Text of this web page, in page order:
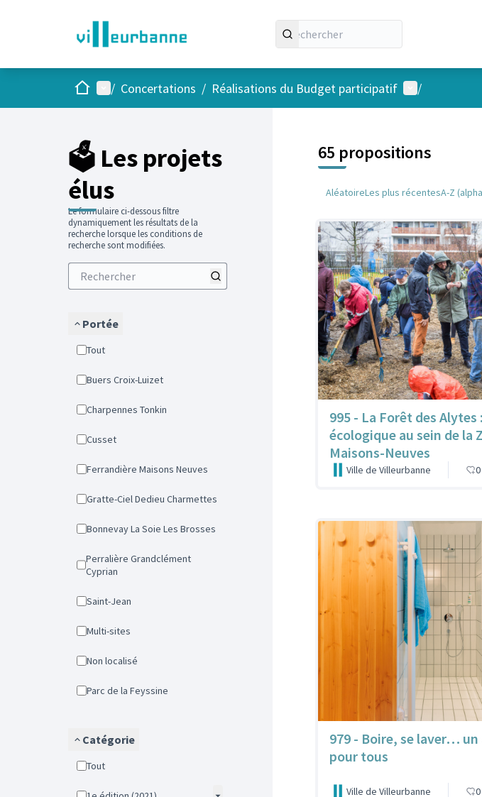
AccueilMenu principal
/ Concertations / Réalisations du Budget participatif Menu
/
🗳️ Les projets
élus
Le formulaire ci-dessous filtre
dynamiquement les résultats de la
recherche lorsque les conditions de
recherche sont modifiées.
Portée
Tout
Buers Croix-Luizet
Charpennes Tonkin
Cusset
Ferrandière Maisons Neuves
Gratte-Ciel Dedieu Charmettes
Bonnevay La Soie Les Brosses
Perralière Grandclément
Cyprian
Saint-Jean
Multi-sites
Non localisé
Parc de la Feyssine
Catégorie
Tout
65 propositions
AléatoireLes plus récentesA-Z
995 - La Forêt des
écologique au sein de la
Maisons-Neuves
Ville de Villeurbanne 0
979 - Boire, se laver… un
pour tous
Ville de Villeurbanne 0